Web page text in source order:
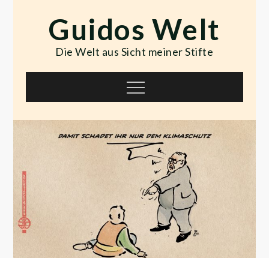
contentGuidos Welt
Die Welt aus Sicht meiner Stifte
Menu